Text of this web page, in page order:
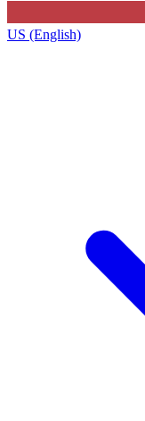
US (English)